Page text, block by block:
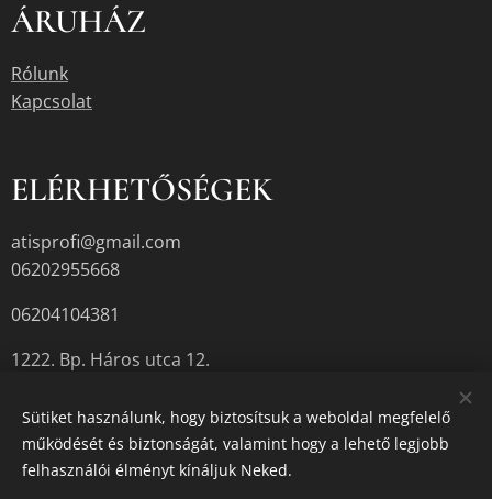
ÁRUHÁZ
Rólunk
Kapcsolat
ELÉRHETŐSÉGEK
atisprofi@gmail.com
06202955668
06204104381
1222. Bp. Háros utca 12.
A termékek aktuális készletéről érdeklődjön az üzletben, vagy a
megadott elérhetőségek egyikén.
Sütiket használunk, hogy biztosítsuk a weboldal megfelelő
működését és biztonságát, valamint hogy a lehető legjobb
felhasználói élményt kínáljuk Neked.